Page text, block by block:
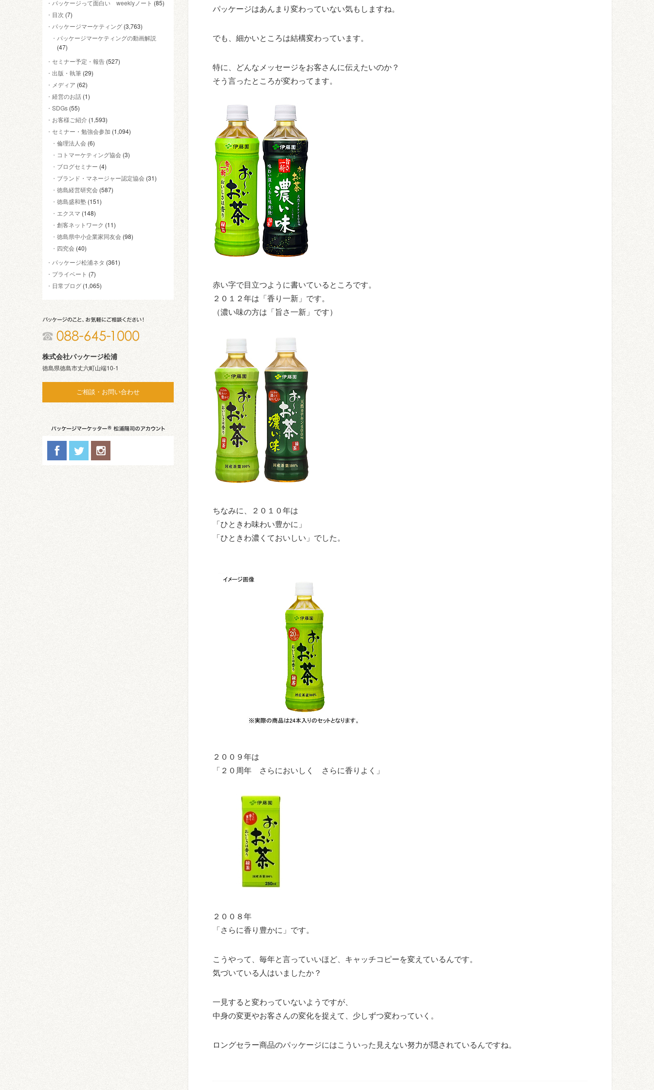
パッケージって面白い weeklyノート (85)
目次 (7)
パッケージマーケティング (3,763)
パッケージマーケティングの動画解説
(47)
セミナー予定・報告 (527)
出版・執筆 (29)
メディア (62)
経営のお話 (1)
SDGs (55)
お客様ご紹介 (1,593)
セミナー・勉強会参加 (1,094)
倫理法人会 (6)
コトマーケティング協会 (3)
ブログセミナー (4)
ブランド・マネージャー認定協会 (31)
徳島経営研究会 (587)
徳島盛和塾 (151)
エクスマ (148)
創客ネットワーク (11)
徳島県中小企業家同友会 (98)
四究会 (40)
パッケージ松浦ネタ (361)
プライベート (7)
日常ブログ (1,065)
株式会社パッケージ松浦
徳島県徳島市丈六町山端10-1
ご相談・お問い合わせ
パッケージはあんまり変わっていない気もしますね。
でも、細かいところは結構変わっています。
特に、どんなメッセージをお客さんに伝えたいのか？
そう言ったところが変わってます。
赤い字で目立つように書いているところです。
２０１２年は「香り一新」です。
（濃い味の方は「旨さ一新」です）
ちなみに、２０１０年は
「ひときわ味わい豊かに」
「ひときわ濃くておいしい」でした。
２００９年は
「２０周年 さらにおいしく さらに香りよく」
２００８年
「さらに香り豊かに」です。
こうやって、毎年と言っていいほど、キャッチコピーを変えているんです。
気づいている人はいましたか？
一見すると変わっていないようですが、
中身の変更やお客さんの変化を捉えて、少しずつ変わっていく。
ロングセラー商品のパッケージにはこういった見えない努力が隠されているんですね。